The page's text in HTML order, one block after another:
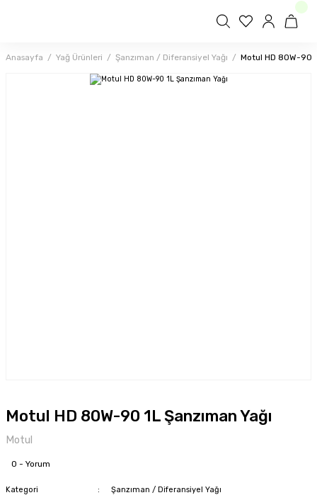
Anasayfa Yağ Ürünleri Şanzıman / Diferansiyel Yağı Motul HD 80W-90
Motul HD 80W-90 1L Şanzıman Yağı
Motul
0 - Yorum
Kategori
Şanzıman / Diferansiyel Yağı